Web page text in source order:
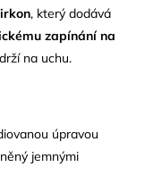
, který dodává
zapínání na
na uchu.
úpravou
jemnými